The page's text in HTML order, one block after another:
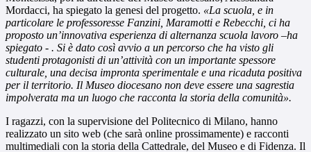
Mordacci, ha spiegato la genesi del progetto. «La scuola, e in
particolare le professoresse Fanzini, Maramotti e Rebecchi, ci ha
proposto un’innovativa esperienza di alternanza scuola lavoro –ha
spiegato - . Si è dato così avvio a un percorso che ha visto gli
studenti protagonisti di un’attività con un importante spessore
culturale, una decisa impronta sperimentale e una ricaduta positiva
per il territorio. Il Museo diocesano non deve essere una sagrestia
impolverata ma un luogo che racconta la storia della comunità».
I ragazzi, con la supervisione del Politecnico di Milano, hanno
realizzato un sito web (che sarà online prossimamente) e racconti
multimediali con la storia della Cattedrale, del Museo e di Fidenza. Il